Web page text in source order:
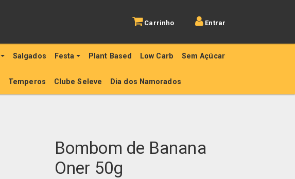
Carrinho Entrar
Salgados Festa Plant Based Low Carb Sem Açúcar
Temperos Clube Seleve Dia dos Namorados
Bombom de Banana
Oner 50g